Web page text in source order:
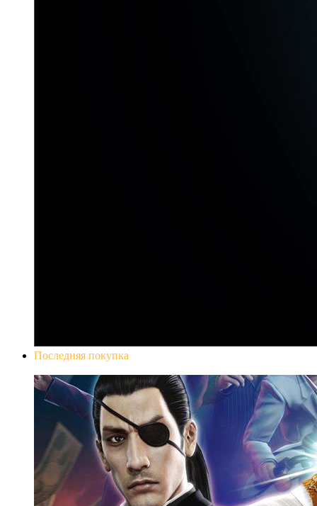
Последняя покупка